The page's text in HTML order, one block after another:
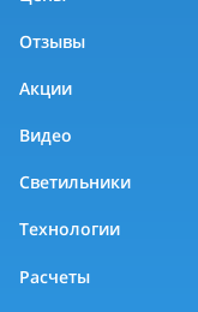
Отзывы
Акции
Видео
Светильники
Технологии
Расчеты